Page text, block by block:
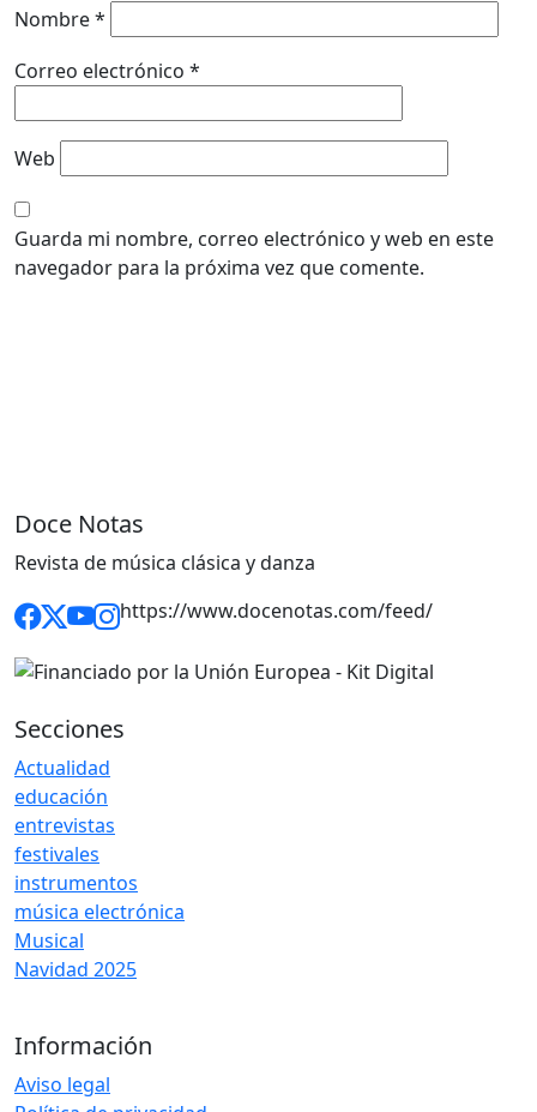
Nombre*
Correo electrónico *
Web
Guarda mi nombre, correo electrónico y web en este
navegador para la próxima vez que comente.
Doce Notas
Revista de música clásica y danza
https://www.docenotas.com/feed/
Secciones
Actualidad
educación
entrevistas
festivales
instrumentos
música electrónica
Musical
Navidad 2025
Información
Aviso legal